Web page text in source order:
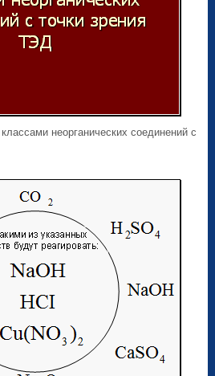
неорганических соединений с